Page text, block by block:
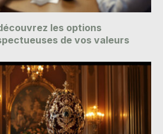
les options
de vos valeurs